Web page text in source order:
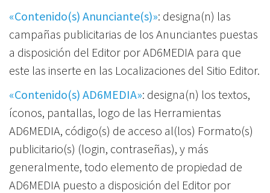
«Contenido(s) Anunciante(s)»: designa(n) las
campañas publicitarias de los Anunciantes puestas
a disposición del Editor por AD6MEDIA para que
este las inserte en las Localizaciones del Sitio Editor.
«Contenido(s) AD6MEDIA»: designa(n) los textos,
íconos, pantallas, logo de las Herramientas
AD6MEDIA, código(s) de acceso al(los) Formato(s)
publicitario(s) (login, contraseñas), y más
generalmente, todo elemento de propiedad de
AD6MEDIA puesto a disposición del Editor por